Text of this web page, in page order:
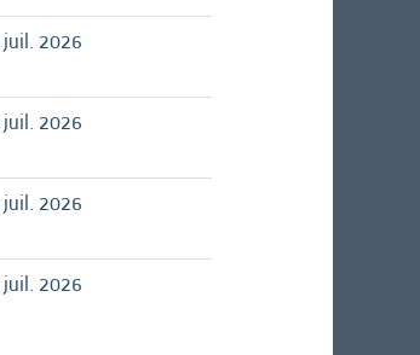
2026
2026
2026
2026